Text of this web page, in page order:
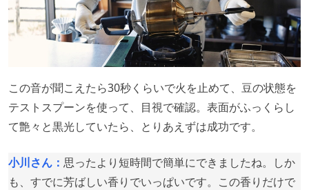
この音が聞こえたら30秒くらいで火を止めて、豆の状態を
テストスプーンを使って、目視で確認。表面がふっくらし
て艶々と黒光していたら、とりあえずは成功です。
小川さん： 思ったより短時間で簡単にできましたね。しか
も、すでに芳ばしい香りでいっぱいです。この香りだけで